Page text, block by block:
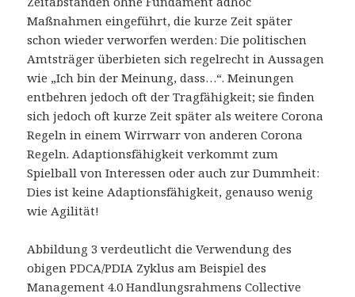
Maßnahmen eingeführt, die kurze Zeit später
schon wieder verworfen werden: Die politischen
Amtsträger überbieten sich regelrecht in Aussagen
wie „Ich bin der Meinung, dass…“. Meinungen
entbehren jedoch oft der Tragfähigkeit; sie finden
sich jedoch oft kurze Zeit später als weitere Corona
Regeln in einem Wirrwarr von anderen Corona
Regeln. Adaptionsfähigkeit verkommt zum
Spielball von Interessen oder auch zur Dummheit:
Dies ist keine Adaptionsfähigkeit, genauso wenig
wie Agilität!
Abbildung 3 verdeutlicht die Verwendung des
obigen PDCA/PDIA Zyklus am Beispiel des
Management 4.0 Handlungsrahmens Collective